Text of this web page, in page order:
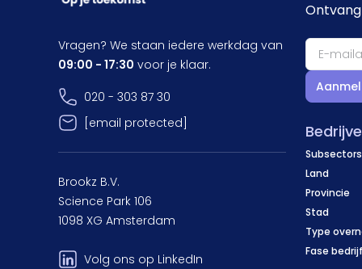
Subsectors
Land
Provincie
Stad
Type
Fase bedrijf
Vragen? We staan iedere werkdag van
09:00 - 17:30 voor je klaar.
020 - 303 87 30
[email protected]
Brookz B.V.
Science Park 106
1098 XG Amsterdam
Volg ons op LinkedIn